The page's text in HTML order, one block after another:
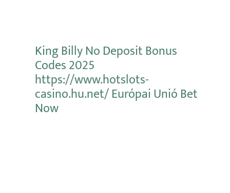
King Billy No Deposit Bonus
Codes 2025
https://www.hotslots-
casino.hu.net/ Európai Unió Bet
Now